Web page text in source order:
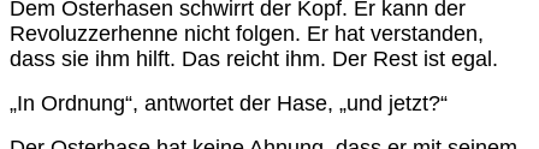
Dem Osterhasen schwirrt der Kopf. Er kann der
Revoluzzerhenne nicht folgen. Er hat verstanden,
dass sie ihm hilft. Das reicht ihm. Der Rest ist egal.
„In Ordnung“, antwortet der Hase, „und jetzt?“